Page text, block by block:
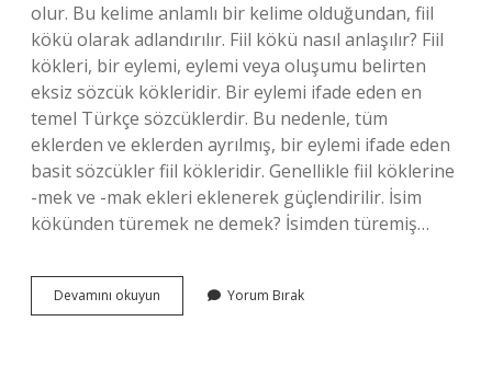
olur. Bu kelime anlamlı bir kelime olduğundan, fiil
kökü olarak adlandırılır. Fiil kökü nasıl anlaşılır? Fiil
kökleri, bir eylemi, eylemi veya oluşumu belirten
eksiz sözcük kökleridir. Bir eylemi ifade eden en
temel Türkçe sözcüklerdir. Bu nedenle, tüm
eklerden ve eklerden ayrılmış, bir eylemi ifade eden
basit sözcükler fiil kökleridir. Genellikle fiil köklerine
-mek ve -mak ekleri eklenerek güçlendirilir. İsim
kökünden türemek ne demek? İsimden türemiş…
Devamını okuyun
Kökü
Yorum Bırak